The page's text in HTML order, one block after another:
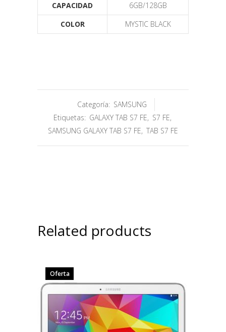
CAPACIDAD
6GB/128GB
COLOR
MYSTIC BLACK
Categoría: SAMSUNG
Etiquetas: GALAXY TAB S7 FE, S7 FE,
SAMSUNG GALAXY TAB S7 FE, TAB S7 FE
Related products
Oferta